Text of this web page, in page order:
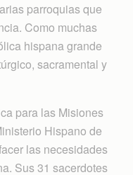
parroquias que
Como muchas
hispana grande
sacramental y
para las Misiones
Hispano de
las necesidades
Sus 31 sacerdotes